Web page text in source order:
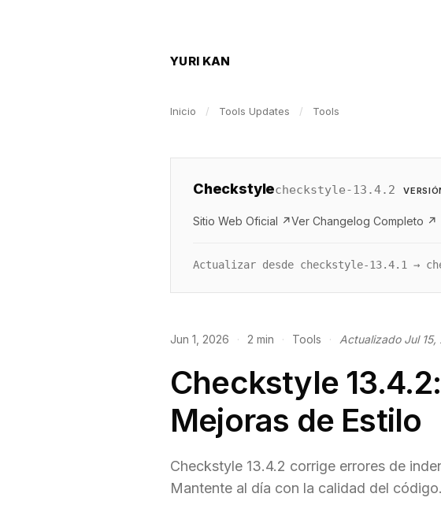
YURI KAN
Inicio / Tools Updates / Tools
Checkstylecheckstyle-13.4.2
Sitio Web Oficial ↗Ver Changelog Completo ↗
Actualizar desde checkstyle-13.4.1 →
Jun 1, 2026 · 2 min · Tools · Actualizado Jul
Checkstyle
Mejoras de Estilo
Checkstyle 13.4.2 corrige errores de
Mantente al día con la calidad del código.